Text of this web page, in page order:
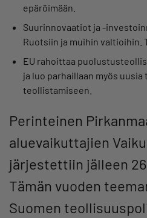
epäröimään.
Suurinnovaatiot ja -
Ruotsiin ja muihin valtioihin.
EU rahoittaa
ja luo parhaillaan myös
teollistamiseen.
Perinteinen
aluevaikuttajien
järjestettiin jälleen
Tämän vuoden
Suomen